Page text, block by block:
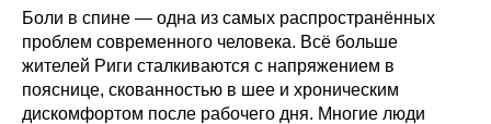
Боли в спине — одна из самых распространённых
проблем современного человека. Всё больше
жителей Риги сталкиваются с напряжением в
пояснице, скованностью в шее и хроническим
дискомфортом после рабочего дня. Многие люди